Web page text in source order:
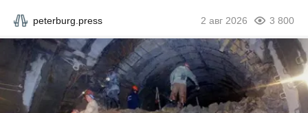
peterburg.press 2 авг 2026 3 800